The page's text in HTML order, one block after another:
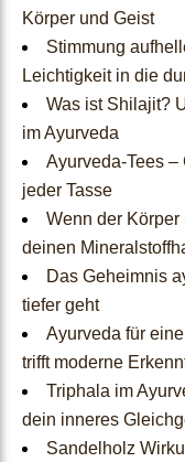
Ayurveda Einzelkräuter
Ayurveda
Ayurveda-Produkte im
ebot
Mundhygiene
Ayurvedische Duft-
äuteröle
Ayurveda nach
n
Körper und Geist
Stimmung aufhellen mit Ayurveda – wie du Licht und
Leichtigkeit in die
Was ist Shilajit? Ursprung, Gewinnung und Bedeutung
im Ayurveda
Ayurveda-Tees – Genuss, Balance und Inspiration in
jeder Tasse
Wenn der Körper nach mehr verlangt – wie Ayurveda
deinen
Das Geheimnis ayurvedischer Haaröle: Pflege, die
tiefer geht
Ayurveda für eine gesunde Darmflora: Uraltes Wissen
trifft moderne
Triphala im Ayurveda: Die Kraft der drei Früchte für
dein inneres
Sandelholz Wirkung in der Hautpflege – Natürlich &